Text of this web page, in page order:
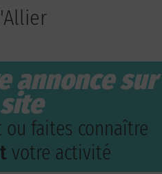
annonce sur
ou faites connaître
votre activité